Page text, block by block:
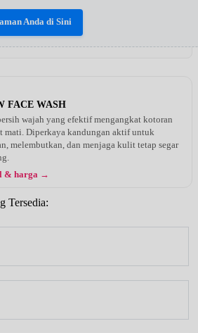
Anda di Sini
FACE WASH
wajah yang efektif mengangkat kotoran
mati. Diperkaya kandungan aktif untuk
melembutkan, dan menjaga kulit tetap segar
& harga →
Tersedia: